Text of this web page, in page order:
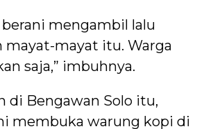
berani mengambil lalu
mayat itu. Warga
saja,” imbuhnya.
di Bengawan Solo itu,
membuka warung kopi di